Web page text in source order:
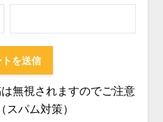
無視されますのでご注意
スパム対策）